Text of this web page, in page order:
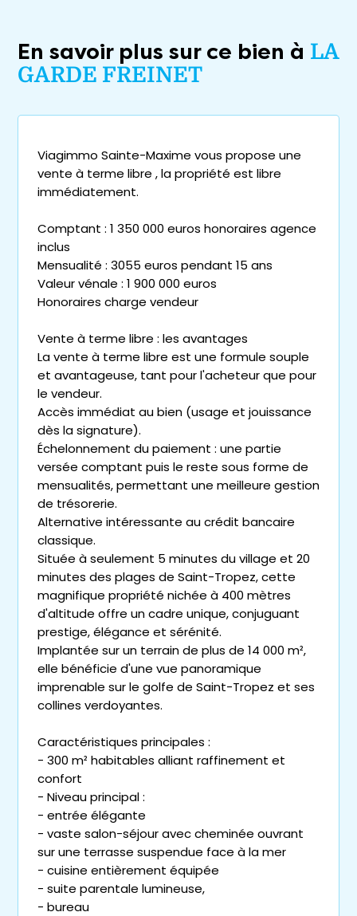
En savoir plus sur ce bien à LA
GARDE FREINET
Viagimmo Sainte-Maxime vous propose une
vente à terme libre , la propriété est libre
immédiatement.
Comptant : 1 350 000 euros honoraires agence
inclus
Mensualité : 3055 euros pendant 15 ans
Valeur vénale : 1 900 000 euros
Honoraires charge vendeur
Vente à terme libre : les avantages
La vente à terme libre est une formule souple
et avantageuse, tant pour l'acheteur que pour
le vendeur.
Accès immédiat au bien (usage et jouissance
dès la signature).
Échelonnement du paiement : une partie
versée comptant puis le reste sous forme de
mensualités, permettant une meilleure gestion
de trésorerie.
Alternative intéressante au crédit bancaire
classique.
Située à seulement 5 minutes du village et 20
minutes des plages de Saint-Tropez, cette
magnifique propriété nichée à 400 mètres
d'altitude offre un cadre unique, conjuguant
prestige, élégance et sérénité.
Implantée sur un terrain de plus de 14 000 m²,
elle bénéficie d'une vue panoramique
imprenable sur le golfe de Saint-Tropez et ses
collines verdoyantes.
Caractéristiques principales :
- 300 m² habitables alliant raffinement et
confort
- Niveau principal :
- entrée élégante
- vaste salon-séjour avec cheminée ouvrant
sur une terrasse suspendue face à la mer
- cuisine entièrement équipée
- suite parentale lumineuse,
- bureau